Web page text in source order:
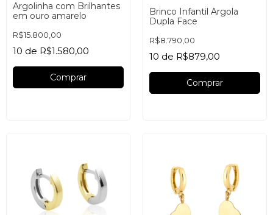
Argolinha com Brilhantes
em ouro amarelo
R$15.800,00
10 de R$1.580,00
Comprar
Brinco Infantil Argola
Dupla Face
R$8.790,00
10 de R$879,00
Comprar